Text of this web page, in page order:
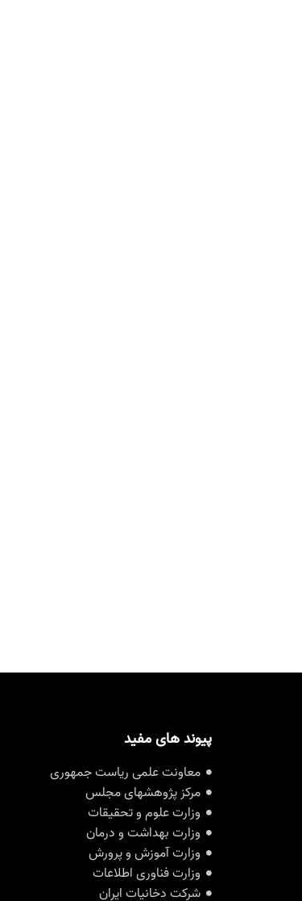
پیوند های مفید
معاونت علمی ریاست جمهوری
مرکز پژوهشهای مجلس
وزارت علوم و تحقیقات
وزارت بهداشت و درمان
وزارت آموزش و پرورش
وزارت فناوری اطلاعات
شرکت دخانیات ایران